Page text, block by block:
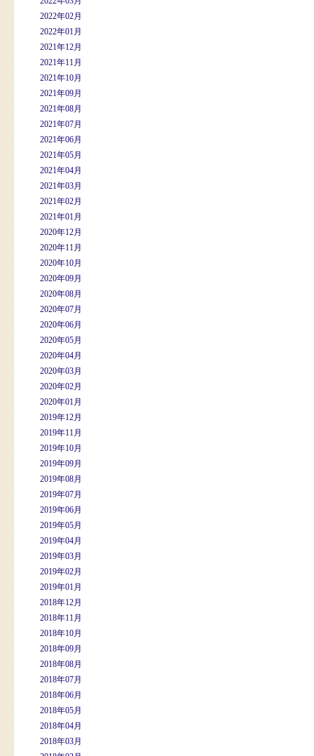
2022年02月
2022年01月
2021年12月
2021年11月
2021年10月
2021年09月
2021年08月
2021年07月
2021年06月
2021年05月
2021年04月
2021年03月
2021年02月
2021年01月
2020年12月
2020年11月
2020年10月
2020年09月
2020年08月
2020年07月
2020年06月
2020年05月
2020年04月
2020年03月
2020年02月
2020年01月
2019年12月
2019年11月
2019年10月
2019年09月
2019年08月
2019年07月
2019年06月
2019年05月
2019年04月
2019年03月
2019年02月
2019年01月
2018年12月
2018年11月
2018年10月
2018年09月
2018年08月
2018年07月
2018年06月
2018年05月
2018年04月
2018年03月